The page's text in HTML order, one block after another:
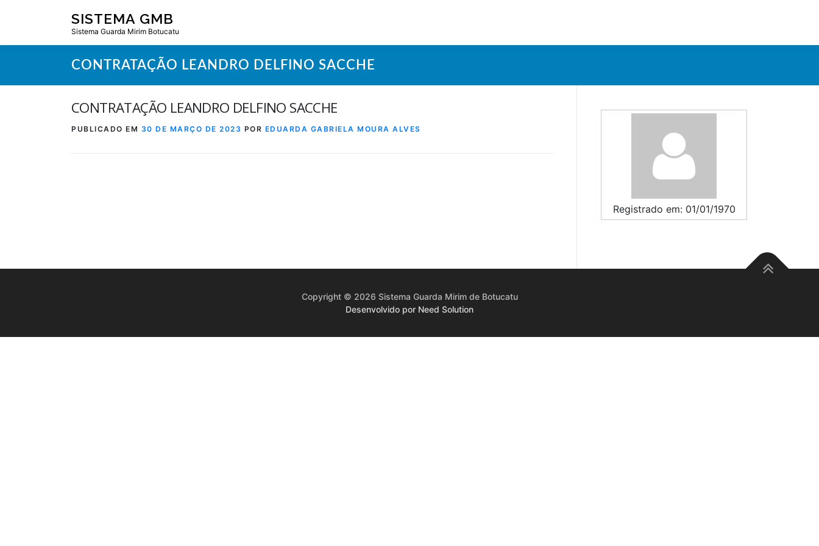
SISTEMA GMB
Sistema Guarda Mirim Botucatu
CONTRATAÇÃO LEANDRO DELFINO SACCHE
CONTRATAÇÃO LEANDRO DELFINO SACCHE
PUBLICADO EM 30 DE MARÇO DE 2023 POR EDUARDA GABRIELA MOURA ALVES
Registrado em: 01/01/1970
Copyright © 2026 Sistema Guarda Mirim de Botucatu
Desenvolvido por Need Solution